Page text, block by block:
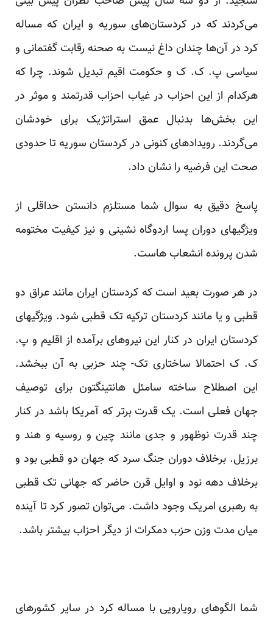
می‌کردند که در کردستان‌های سوریه و ایران که مساله
کرد در آن‌ها چندان داغ نیست به صحنه رقابت گفتمانی و
سیاسی پ. ک. ک و حکومت اقیم تبدیل شوند. چرا که
هرکدام از این احزاب در غیاب احزاب قدرتمند و موثر در
این بخش‌ها بدنبال عمق استراتژیک برای خودشان
می‌گردند. رویدادهای کنونی در کردستان سوریه تا حدودی
صحت این فرضیه را نشان داد.
پاسخ دقیق به سوال شما مستلزم دانستن حداقلی از
ویژگیهای دوران پسا اردوگاه نشینی و نیز کیفیت مختومه
شدن پرونده انشعاب هاست.
در هر صورت بعید است که کردستان ایران مانند عراق دو
قطبی و یا مانند کردستان ترکیه تک قطبی شود. ویژگیهای
کردستان ایران در کنار این نیروهای برآمده از اقلیم و پ.
ک. ک احتمالا ساختاری تک- چند حزبی به آن ببخشد.
این اصطلاح ساخته سامئل هانتینگتون برای توصیف
جهان فعلی است. یک قدرت بر‌تر که آمریکا باشد در کنار
چند قدرت نوظهور و جدی مانند چین و روسیه و هند و
برزیل. برخلاف دوران جنگ سرد که جهان دو قطبی بود و
برخلاف دهه نود و اوایل قرن حاضر که جهانی تک قطبی
به رهبری امریک وجود داشت. می‌توان تصور کرد تا آینده
میان مدت وزن حزب دمکرات از دیگر احزاب بیشتر باشد.
شما الگوهای رویارویی با مساله کرد در سایر کشورهای